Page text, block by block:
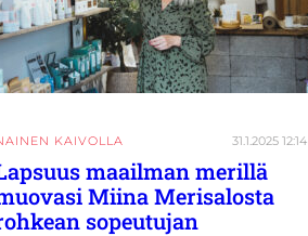
KAIVOLLA 31.1.2025 12:14
maailman merillä
Miina Merisalosta
sopeutujan